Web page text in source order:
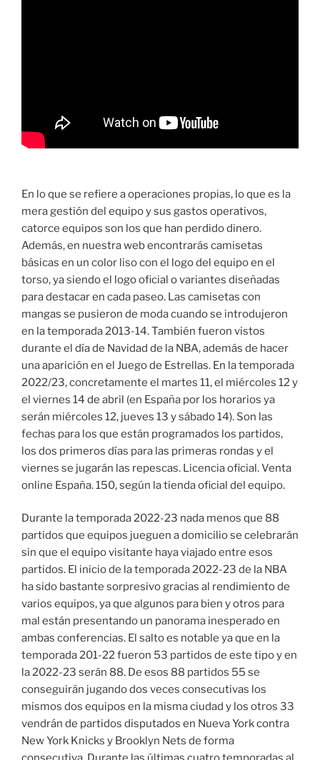
En lo que se refiere a operaciones propias, lo que es la
mera gestión del equipo y sus gastos operativos,
catorce equipos son los que han perdido dinero.
Además, en nuestra web encontrarás camisetas
básicas en un color liso con el logo del equipo en el
torso, ya siendo el logo oficial o variantes diseñadas
para destacar en cada paseo. Las camisetas con
mangas se pusieron de moda cuando se introdujeron
en la temporada 2013-14. También fueron vistos
durante el día de Navidad de la NBA, además de hacer
una aparición en el Juego de Estrellas. En la temporada
2022/23, concretamente el martes 11, el miércoles 12 y
el viernes 14 de abril (en España por los horarios ya
serán miércoles 12, jueves 13 y sábado 14). Son las
fechas para los que están programados los partidos,
los dos primeros días para las primeras rondas y el
viernes se jugarán las repescas. Licencia oficial. Venta
online España. 150, según la tienda oficial del equipo.
Durante la temporada 2022-23 nada menos que 88
partidos que equipos jueguen a domicilio se celebrarán
sin que el equipo visitante haya viajado entre esos
partidos. El inicio de la temporada 2022-23 de la NBA
ha sido bastante sorpresivo gracias al rendimiento de
varios equipos, ya que algunos para bien y otros para
mal están presentando un panorama inesperado en
ambas conferencias. El salto es notable ya que en la
temporada 201-22 fueron 53 partidos de este tipo y en
la 2022-23 serán 88. De esos 88 partidos 55 se
conseguirán jugando dos veces consecutivas los
mismos dos equipos en la misma ciudad y los otros 33
vendrán de partidos disputados en Nueva York contra
New York Knicks y Brooklyn Nets de forma